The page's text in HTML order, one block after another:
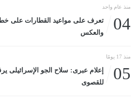
منذ عام واحد
04
تعرف على مواعيد القطارات على خط
والعكس
منذ 17 يومًا
05
إعلام عبرى: سلاح الجو الإسرائيلى
للقصوى